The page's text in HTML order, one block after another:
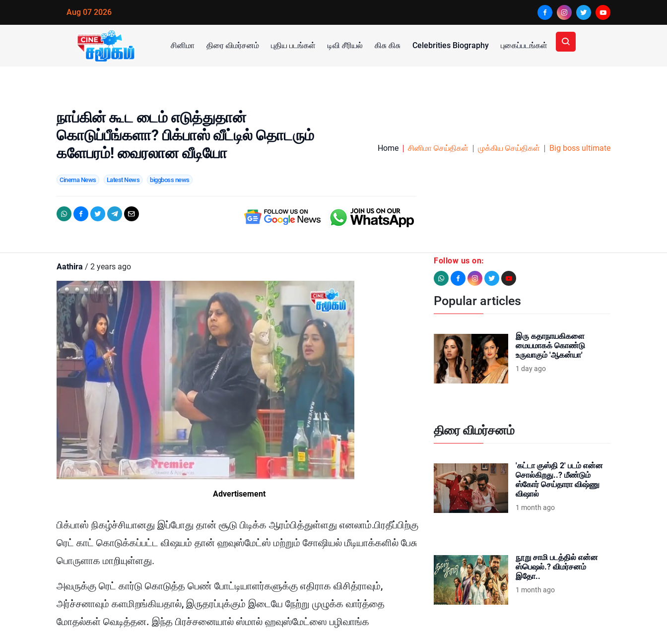
Aug 07 2026
சினிமா திரை விமர்சனம் புதிய படங்கள் டிவி சீரியல் கிசு கிசு Celebrities Biography புகைப்படங்கள்
நாப்கின் கூட டைம் எடுத்துதான்
கொடுப்பீங்களா? பிக்பாஸ் வீட்டில் தொடரும்
களேபரம்! வைரலான வீடியோ
Cinema News Latest News biggboss news
Home சினிமா செய்திகள் முக்கிய செய்திகள் Big boss ultimate
Aathira / 2 years ago
Advertisement
பிக்பாஸ் நிகழ்ச்சியானது இப்போது தான் சூடு பிடிக்க ஆரம்பித்துள்ளது எனலாம்.பிரதீப்பிற்கு
ரெட் காட் கொடுக்கப்பட்ட விஷயம் தான் ஹவுஸ்மேட்ஸ் மற்றும் சோஷியல் மீடியாக்களில் பேசு
பொருளாக மாறியுள்ளது.
அவருக்கு ரெட் கார்டு கொடுத்த பெண் போட்டியாளர்களுக்கு எதிராக விசித்ராவும்,
அர்ச்சனாவும் களமிறங்கியதால், இருதரப்புக்கும் இடையே நேற்று முழுக்க வார்த்தை
மோதல்கள் வெடித்தன. இந்த பிரச்சனையால் ஸ்மால் ஹவுஸ்மேட்ஸை பழிவாங்க
Follow us on:
Popular articles
இரு கதாநாயகிகளை
மையமாகக் கொண்டு
உருவாகும் 'ஆகன்யா'
1 day ago
திரை விமர்சனம்
'கட்டா குஸ்தி 2' படம் என்ன
சொல்கிறது..? மீண்டும்
ஸ்கோர் செய்தாரா விஷ்ணு
விஷால்
1 month ago
நூறு சாமி படத்தில் என்ன
ஸ்பெஷல்.? விமர்சனம்
இதோ..
1 month ago